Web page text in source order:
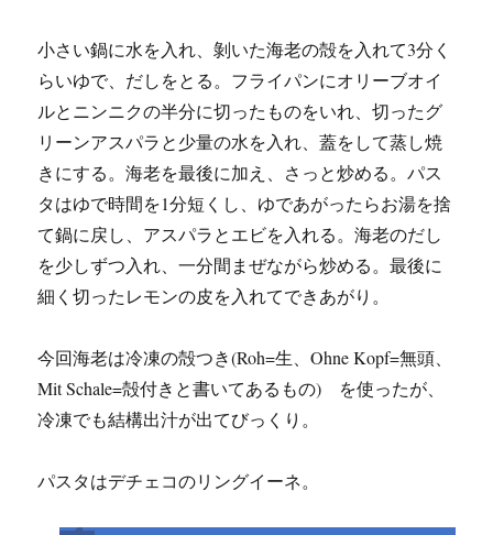
小さい鍋に水を入れ、剝いた海老の殻を入れて3分く
らいゆで、だしをとる。フライパンにオリーブオイ
ルとニンニクの半分に切ったものをいれ、切ったグ
リーンアスパラと少量の水を入れ、蓋をして蒸し焼
きにする。海老を最後に加え、さっと炒める。パス
タはゆで時間を1分短くし、ゆであがったらお湯を捨
て鍋に戻し、アスパラとエビを入れる。海老のだし
を少しずつ入れ、一分間まぜながら炒める。最後に
細く切ったレモンの皮を入れてできあがり。
今回海老は冷凍の殻つき(Roh=生、Ohne Kopf=無頭、
Mit Schale=殻付きと書いてあるもの) を使ったが、
冷凍でも結構出汁が出てびっくり。
パスタはデチェコのリングイーネ。